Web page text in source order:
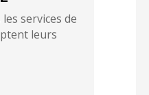
services de
leurs